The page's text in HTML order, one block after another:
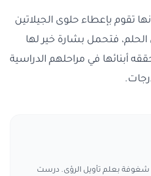
تقوم بإعطاء حلوى الجيلاتين
الحلم، فتحمل بشارة خير لها
أبنائها في مراحلهم الدراسية
شغوفة بعلم تأويل الرؤى. درست